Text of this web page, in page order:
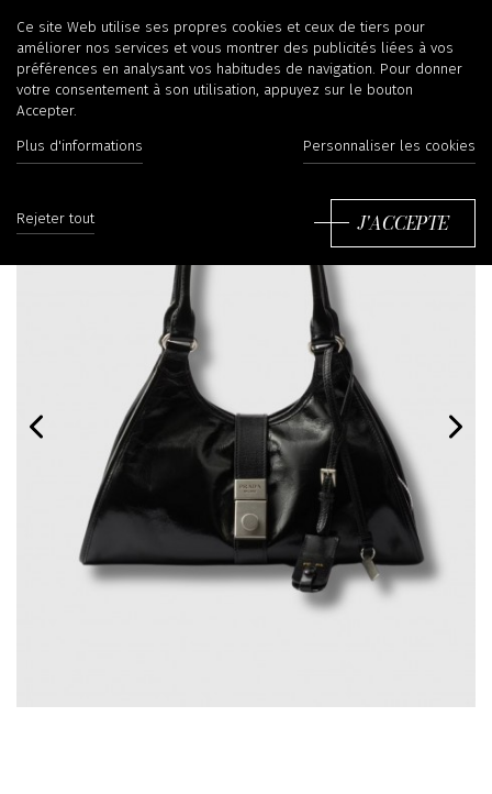
Ce site Web utilise ses propres cookies et ceux de tiers pour
améliorer nos services et vous montrer des publicités liées à vos
préférences en analysant vos habitudes de navigation. Pour donner
votre consentement à son utilisation, appuyez sur le bouton
Accepter.
Plus d'informations Personnaliser les cookies
Rejeter tout J'ACCEPTE